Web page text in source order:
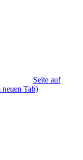
Seite auf
Tab)